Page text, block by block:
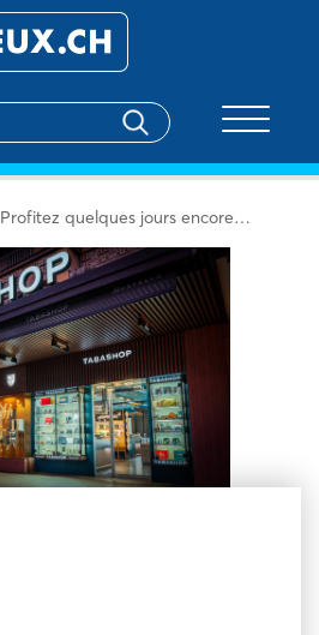
Profitez quelques jours encore…